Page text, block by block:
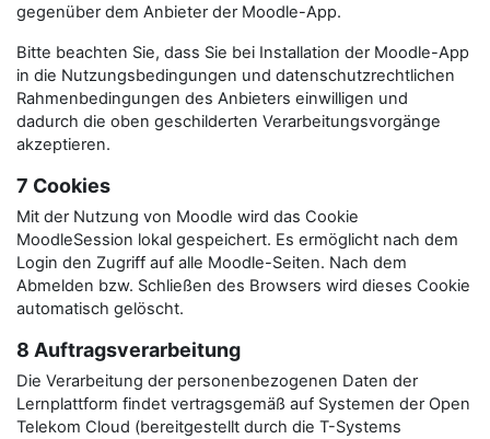
gegenüber dem Anbieter der Moodle-App.
Bitte beachten Sie, dass Sie bei Installation der Moodle-App
in die Nutzungsbedingungen und datenschutzrechtlichen
Rahmenbedingungen des Anbieters einwilligen und
dadurch die oben geschilderten Verarbeitungsvorgänge
akzeptieren.
7 Cookies
Mit der Nutzung von Moodle wird das Cookie
MoodleSession lokal gespeichert. Es ermöglicht nach dem
Login den Zugriff auf alle Moodle-Seiten. Nach dem
Abmelden bzw. Schließen des Browsers wird dieses Cookie
automatisch gelöscht.
8 Auftragsverarbeitung
Die Verarbeitung der personenbezogenen Daten der
Lernplattform findet vertragsgemäß auf Systemen der Open
Telekom Cloud (bereitgestellt durch die T-Systems